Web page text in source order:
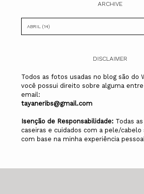
ARCHIVE
DISCLAIMER
Todos as fotos usadas no blog são do
você possui direito sobre alguma
email:
tayaneribs@gmail.com
Isenção de Responsabilidade: Todas
caseiras e cuidados com a pele/cabelo
com base na minha experiência